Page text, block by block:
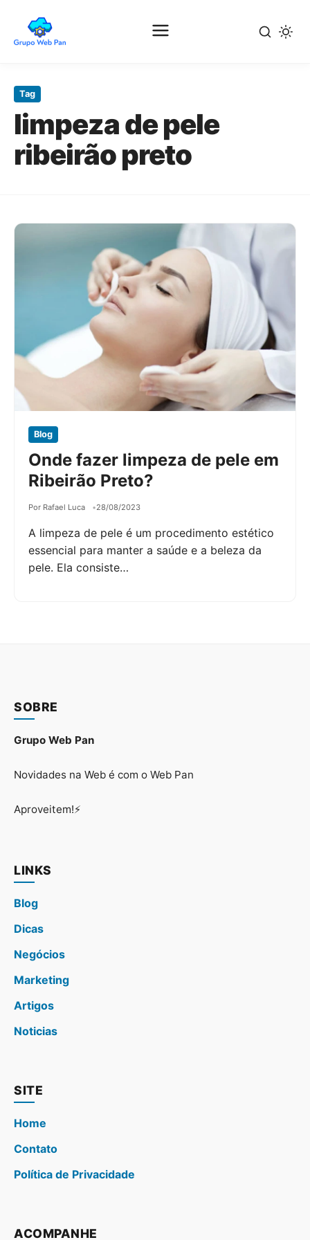
para
conteúdo
principal
Tag
limpeza de pele
ribeirão preto
Blog
Onde fazer limpeza de pele em
Ribeirão Preto?
Por Rafael Luca 28/08/2023
A limpeza de pele é um procedimento estético
essencial para manter a saúde e a beleza da
pele. Ela consiste…
SOBRE
Grupo Web Pan
Novidades na Web é com o Web Pan
Aproveitem!⚡
LINKS
Blog
Dicas
Negócios
Marketing
Artigos
Noticias
SITE
Home
Contato
Política de Privacidade
ACOMPANHE